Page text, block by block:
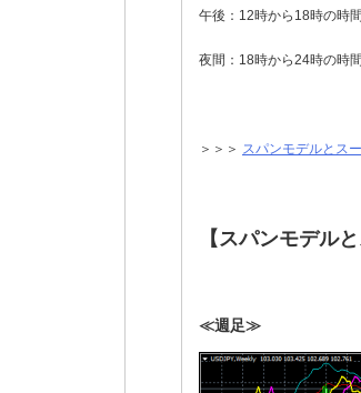
午後：12時から18時の時
夜間：18時から24時の時
＞＞＞ スパンモデルとス
【スパンモデル
≪週足≫